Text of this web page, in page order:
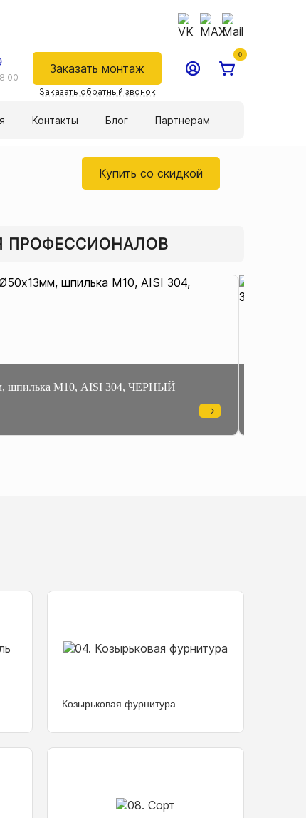
Заказать монтаж
Заказать обратный звонок
0
Контакты Блог Партнерам
Купить со скидкой
ПРОФЕССИОНАЛОВ
шпилька М10, AISI 304, ЧЕРНЫЙ
Козырьковая фурнитура